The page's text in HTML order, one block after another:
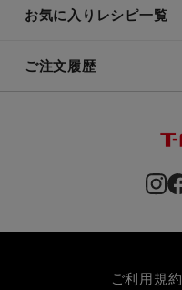
お気に入りレシピ一覧
ご注文履歴
ご利用規約